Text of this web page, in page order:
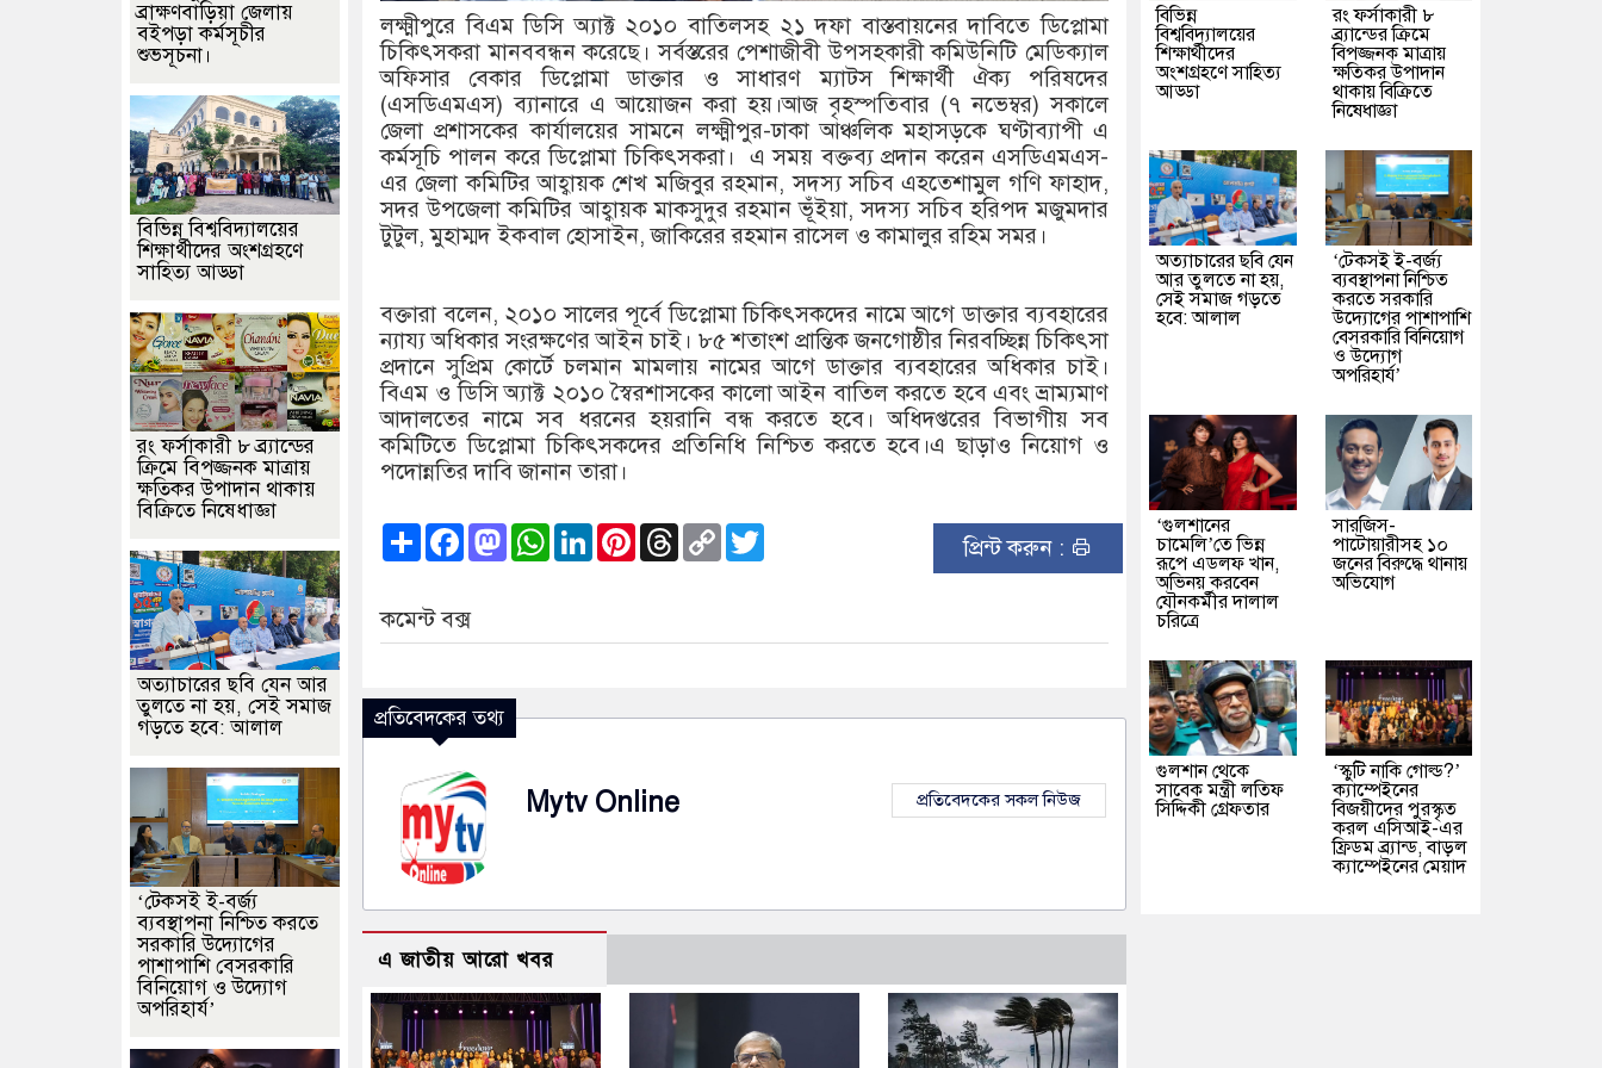
লক্ষ্মীপুরে বিএম ডিসি অ্যাক্ট ২০১০ বাতিলসহ ২১ দফা বাস্তবায়নের দাবিতে ডিপ্লোমা
চিকিৎসকরা মানববন্ধন করেছে। সর্বস্তরের পেশাজীবী উপসহকারী কমিউনিটি মেডিক্যাল
অফিসার বেকার ডিপ্লোমা ডাক্তার ও সাধারণ ম্যাটস শিক্ষার্থী ঐক্য পরিষদের
(এসডিএমএস) ব্যানারে এ আয়োজন করা হয়।আজ বৃহস্পতিবার (৭ নভেম্বর) সকালে
জেলা প্রশাসকের কার্যালয়ের সামনে লক্ষ্মীপুর-ঢাকা আঞ্চলিক মহাসড়কে ঘণ্টাব্যাপী এ
কর্মসূচি পালন করে ডিপ্লোমা চিকিৎসকরা। এ সময় বক্তব্য প্রদান করেন এসডিএমএস-
এর জেলা কমিটির আহ্বায়ক শেখ মজিবুর রহমান, সদস্য সচিব এহতেশামুল গণি ফাহাদ,
সদর উপজেলা কমিটির আহ্বায়ক মাকসুদুর রহমান ভূঁইয়া, সদস্য সচিব হরিপদ মজুমদার
টুটুল, মুহাম্মদ ইকবাল হোসাইন, জাকিরের রহমান রাসেল ও কামালুর রহিম সমর।
বক্তারা বলেন, ২০১০ সালের পূর্বে ডিপ্লোমা চিকিৎসকদের নামে আগে ডাক্তার ব্যবহারের
ন্যায্য অধিকার সংরক্ষণের আইন চাই। ৮৫ শতাংশ প্রান্তিক জনগোষ্ঠীর নিরবচ্ছিন্ন চিকিৎসা
প্রদানে সুপ্রিম কোর্টে চলমান মামলায় নামের আগে ডাক্তার ব্যবহারের অধিকার চাই।
বিএম ও ডিসি অ্যাক্ট ২০১০ স্বৈরশাসকের কালো আইন বাতিল করতে হবে এবং ভ্রাম্যমাণ
আদালতের নামে সব ধরনের হয়রানি বন্ধ করতে হবে। অধিদপ্তরের বিভাগীয় সব
কমিটিতে ডিপ্লোমা চিকিৎসকদের প্রতিনিধি নিশ্চিত করতে হবে।এ ছাড়াও নিয়োগ ও
পদোন্নতির দাবি জানান তারা।
ShareFacebook
Mastodon
WhatsApp
LinkedInPinterest
Threads
Copy
Link প্রিন্ট করুন :
কমেন্ট বক্স
প্রতিবেদকের তথ্য
Mytv Online প্রতিবেদকের সকল নিউজ
এ জাতীয় আরো খবর
ব্রাক্ষণবাড়িয়া জেলায়
বইপড়া কর্মসূচীর
শুভসূচনা।
বিভিন্ন বিশ্ববিদ্যালয়ের
শিক্ষার্থীদের অংশগ্রহণে
সাহিত্য আড্ডা
রং ফর্সাকারী ৮ ব্র্যান্ডের
ক্রিমে বিপজ্জনক মাত্রায়
ক্ষতিকর উপাদান থাকায়
বিক্রিতে নিষেধাজ্ঞা
অত্যাচারের ছবি যেন আর
তুলতে না হয়, সেই সমাজ
গড়তে হবে: আলাল
‘টেকসই ই-বর্জ্য
ব্যবস্থাপনা নিশ্চিত করতে
সরকারি উদ্যোগের
পাশাপাশি বেসরকারি
বিনিয়োগ ও উদ্যোগ
অপরিহার্য’
বিভিন্ন
বিশ্ববিদ্যালয়ের
শিক্ষার্থীদের
অংশগ্রহণে সাহিত্য
আড্ডা
রং ফর্সাকারী ৮
ব্র্যান্ডের ক্রিমে
বিপজ্জনক মাত্রায়
ক্ষতিকর উপাদান
থাকায় বিক্রিতে
নিষেধাজ্ঞা
অত্যাচারের ছবি যেন
আর তুলতে না হয়,
সেই সমাজ গড়তে
হবে: আলাল
‘টেকসই ই-বর্জ্য
ব্যবস্থাপনা নিশ্চিত
করতে সরকারি
উদ্যোগের পাশাপাশি
বেসরকারি বিনিয়োগ
ও উদ্যোগ
অপরিহার্য’
‘গুলশানের
চামেলি’তে ভিন্ন
রূপে এডলফ খান,
অভিনয় করবেন
যৌনকর্মীর দালাল
চরিত্রে
সারজিস-
পাটোয়ারীসহ ১০
জনের বিরুদ্ধে থানায়
অভিযোগ
গুলশান থেকে
সাবেক মন্ত্রী লতিফ
সিদ্দিকী গ্রেফতার
‘স্কুটি নাকি গোল্ড?’
ক্যাম্পেইনের
বিজয়ীদের পুরস্কৃত
করল এসিআই-এর
ফ্রিডম ব্র্যান্ড, বাড়ল
ক্যাম্পেইনের মেয়াদ